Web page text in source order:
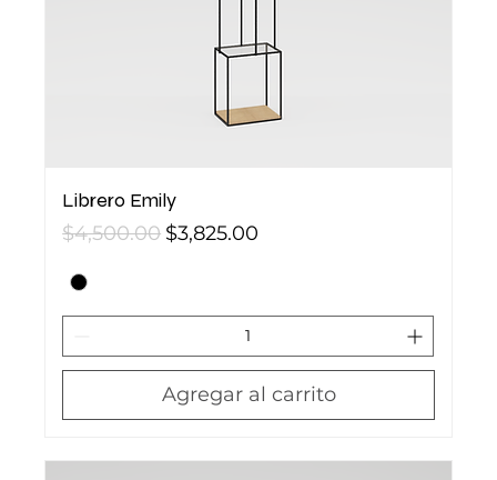
Librero Emily
Precio
$4,500.00 Precio de oferta
$3,825.00
Agregar al carrito